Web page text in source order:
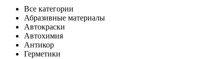
Все категории
Абразивные материалы
Автокраски
Автохимия
Антикор
Герметики